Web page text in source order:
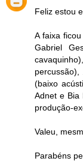
Feliz estou
A faixa
Gabriel
(baixo
Adnet e Bia
produção-
Valeu,
Parabéns